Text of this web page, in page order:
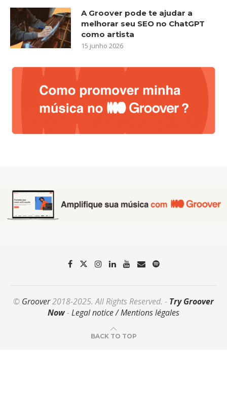
A Groover pode te ajudar a
melhorar seu SEO no ChatGPT
como artista
15 junho 2026
© Groover2018-2025. All Rights Reserved. - Try Groover
Now-Legal notice / Mentions légales
BACK TO TOP